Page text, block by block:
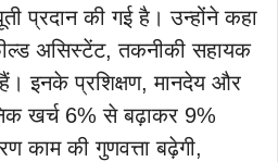
प्रदान की गई है। उन्होंने कहा
असिस्टेंट, तकनीकी सहायक
इनके प्रशिक्षण, मानदेय और
खर्च 6% से बढ़ाकर 9%
काम की गुणवत्ता बढ़ेगी,